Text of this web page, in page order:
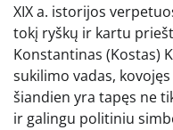
XIX a. istorijos
tokį ryškų ir kartu
Konstantinas (Kostas)
sukilimo vadas,
šiandien yra tapęs ne
ir galingu politiniu